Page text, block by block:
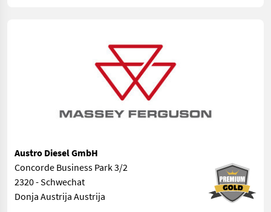
Austro Diesel GmbH
Concorde Business Park 3/2
2320 - Schwechat
Donja Austrija Austrija